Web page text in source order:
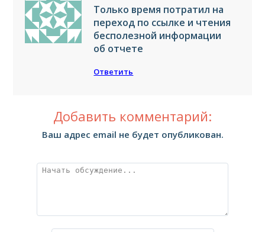
Только время потратил на
переход по ссылке и чтения
бесполезной информации
об отчете
Ответить
Добавить комментарий:
Ваш адрес email не будет опубликован.